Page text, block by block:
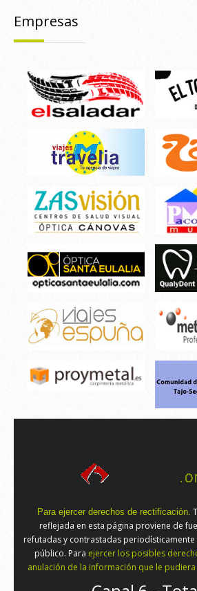
Empresas
Para ejercer derechos de rectificación.
reflejada en esta página proviene de
refutadas y contrastadas
público. Para ejercer los posibles
anulación de la información que le